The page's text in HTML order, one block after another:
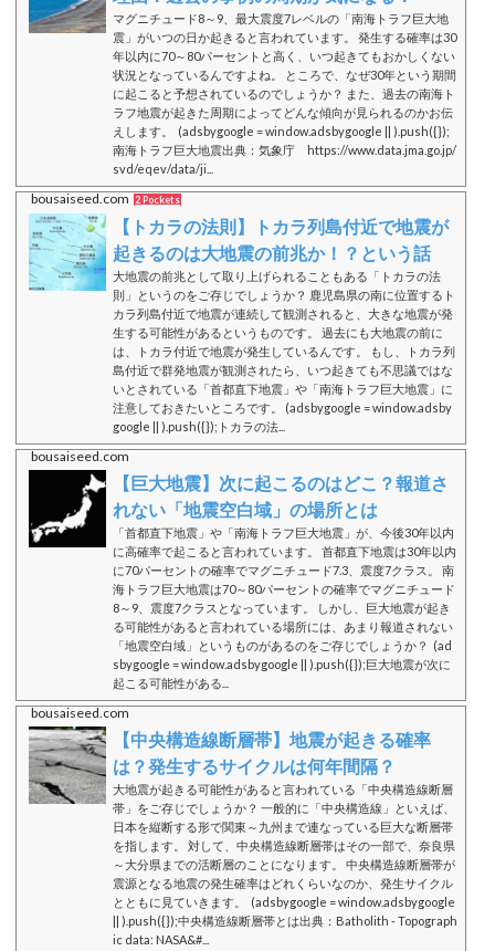
マグニチュード8～9、最大震度7レベルの「南海トラフ巨大地
震」がいつの日か起きると言われています。 発生する確率は30
年以内に70～80パーセントと高く、いつ起きてもおかしくない
状況となっているんですよね。 ところで、なぜ30年という期間
に起こると予想されているのでしょうか？ また、過去の南海ト
ラフ地震が起きた周期によってどんな傾向が見られるのかお伝
えします。 (adsbygoogle = window.adsbygoogle || ).push({});
南海トラフ巨大地震出典：気象庁 https://www.data.jma.go.jp/
svd/eqev/data/ji...
bousaiseed.com 2 Pockets
【トカラの法則】トカラ列島付近で地震が
起きるのは大地震の前兆か！？という話
大地震の前兆として取り上げられることもある「トカラの法
則」というのをご存じでしょうか？ 鹿児島県の南に位置するト
カラ列島付近で地震が連続して観測されると、大きな地震が発
生する可能性があるというものです。 過去にも大地震の前に
は、トカラ付近で地震が発生しているんです。 もし、トカラ列
島付近で群発地震が観測されたら、いつ起きても不思議ではな
いとされている「首都直下地震」や「南海トラフ巨大地震」に
注意しておきたいところです。 (adsbygoogle = window.adsby
google || ).push({});トカラの法...
bousaiseed.com
【巨大地震】次に起こるのはどこ？報道さ
れない「地震空白域」の場所とは
「首都直下地震」や「南海トラフ巨大地震」が、今後30年以内
に高確率で起こると言われています。 首都直下地震は30年以内
に70パーセントの確率でマグニチュード7.3、震度7クラス。 南
海トラフ巨大地震は70～80パーセントの確率でマグニチュード
8～9、震度7クラスとなっています。 しかし、巨大地震が起き
る可能性があると言われている場所には、あまり報道されない
「地震空白域」というものがあるのをご存じでしょうか？ (ad
sbygoogle = window.adsbygoogle || ).push({});巨大地震が次に
起こる可能性がある...
bousaiseed.com
【中央構造線断層帯】地震が起きる確率
は？発生するサイクルは何年間隔？
大地震が起きる可能性があると言われている「中央構造線断層
帯」をご存じでしょうか？ 一般的に「中央構造線」といえば、
日本を縦断する形で関東～九州まで連なっている巨大な断層帯
を指します。 対して、中央構造線断層帯はその一部で、奈良県
～大分県までの活断層のことになります。 中央構造線断層帯が
震源となる地震の発生確率はどれくらいなのか、発生サイクル
とともに見ていきます。 (adsbygoogle = window.adsbygoogle
|| ).push({});中央構造線断層帯とは出典：Batholith - Topograph
ic data: NASA&#...